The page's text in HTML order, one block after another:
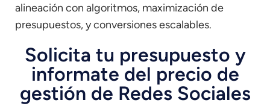
alineación con algoritmos, maximización de
presupuestos, y conversiones escalables.
Solicita tu presupuesto y
informate del precio de
gestión de Redes Sociales